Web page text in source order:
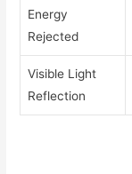
Energy
Rejected
Visible Light
Reflection